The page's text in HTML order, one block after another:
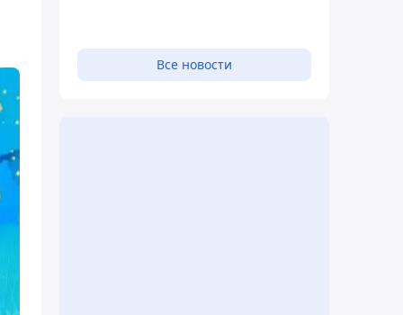
Все новости